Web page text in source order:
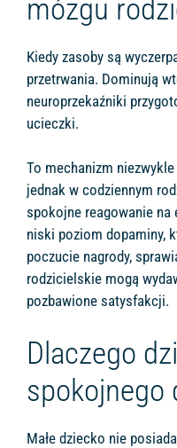
mózgu
Kiedy zasoby są
przetrwania. Dominują
neuroprzekaźniki
ucieczki.
To mechanizm
jednak w codziennym
spokojne reagowanie
niski poziom dopaminy,
poczucie nagrody,
rodzicielskie mogą
pozbawione satysfakcji.
Dlaczego
spokojnego
Małe dziecko nie